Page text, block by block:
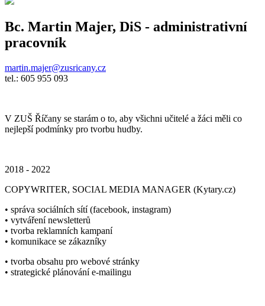
Bc. Martin Majer, DiS - administrativní
pracovník
martin.majer@zusricany.cz
tel.: 605 955 093
V ZUŠ Říčany se starám o to, aby všichni učitelé a žáci měli co
nejlepší podmínky pro tvorbu hudby.
2018 - 2022
COPYWRITER, SOCIAL MEDIA MANAGER (Kytary.cz)
• správa sociálních sítí (facebook, instagram)
• vytváření newsletterů
• tvorba reklamních kampaní
• komunikace se zákazníky
• tvorba obsahu pro webové stránky
• strategické plánování e-mailingu